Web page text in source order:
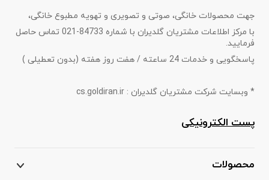
جهت محصولات خانگی، صوتی و تصویری و تهویه مطبوع خانگی،
با مرکز اطلاعات مشتریان گلدیران با شماره 84733-021 تماس حاصل
فرمایید.
پاسخگویی و خدمات 24 ساعته / هفت روز هفته (بدون تعطیلی )
* وبسایت شرکت مشتریان گلدیران : cs.goldiran.ir
پست الکترونیکی
محصولات